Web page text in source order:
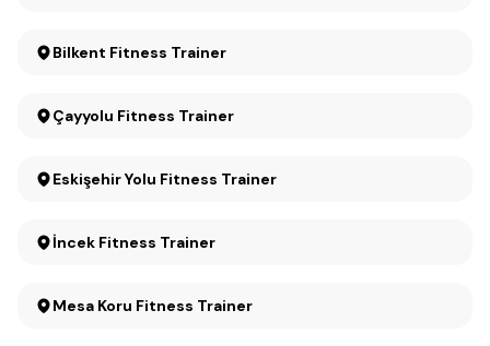
Bilkent Fitness Trainer
Çayyolu Fitness Trainer
Eskişehir Yolu Fitness Trainer
İncek Fitness Trainer
Mesa Koru Fitness Trainer